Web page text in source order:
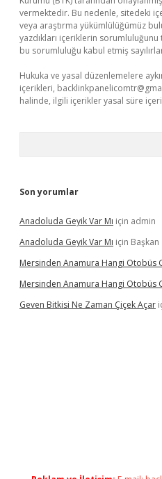
vermektedir. Bu nedenle, sitedeki
veya araştırma yükümlülüğümüz
yazdıkları içeriklerin
bu sorumluluğu kabul etmiş
Hukuka ve yasal düzenlemelere
içerikleri,
halinde, ilgili içerikler yasal süre
Son yorumlar
Anadoluda Geyik Var Mı için admin
Anadoluda Geyik Var Mı için Başkan
Mersinden Anamura Hangi Otobüs
Mersinden Anamura Hangi Otobüs
Geven Bitkisi Ne Zaman Çiçek Açar